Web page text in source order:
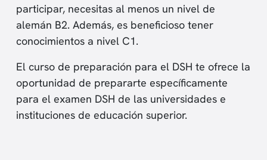
participar, necesitas al menos un nivel de
alemán B2. Además, es beneficioso tener
conocimientos a nivel C1.
El curso de preparación para el DSH te ofrece la
oportunidad de prepararte específicamente
para el examen DSH de las universidades e
instituciones de educación superior.